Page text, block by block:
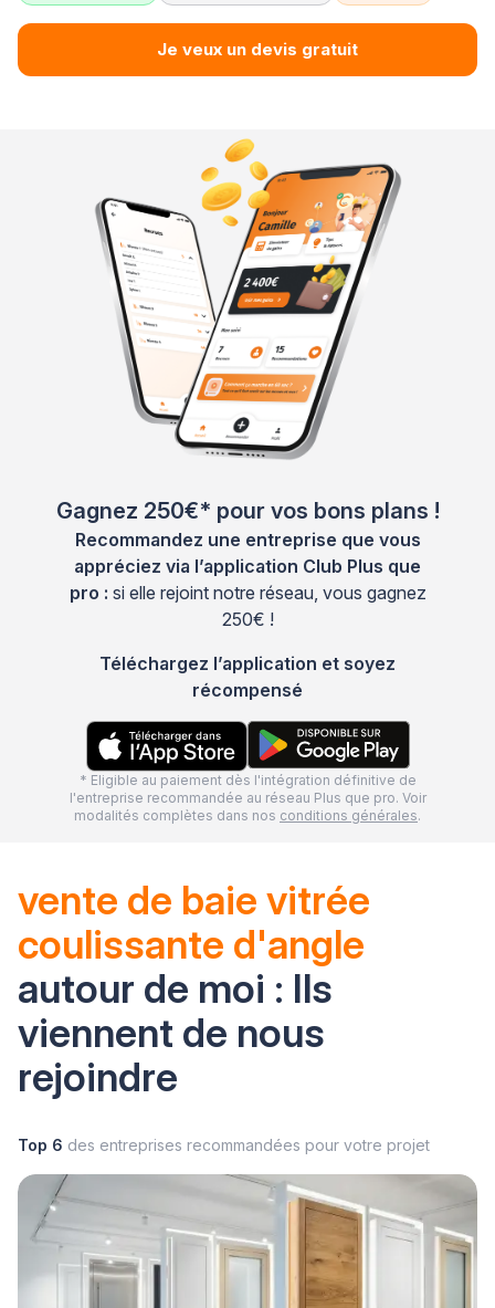
Je veux un devis gratuit
Gagnez 250€* pour vos bons plans !
Recommandez une entreprise que vous
appréciez via l’application Club Plus que
pro : si elle rejoint notre réseau, vous gagnez
250€ !
Téléchargez l’application et soyez
récompensé
* Eligible au paiement dès l'intégration définitive de
l'entreprise recommandée au réseau Plus que pro. Voir
modalités complètes dans nos conditions générales.
vente de baie vitrée
coulissante d'angle
autour de moi : Ils
viennent de nous
rejoindre
Top 6 des entreprises recommandées pour votre projet